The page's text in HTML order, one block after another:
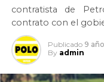
contratista de
contrato con el
Publicado 9
By admin